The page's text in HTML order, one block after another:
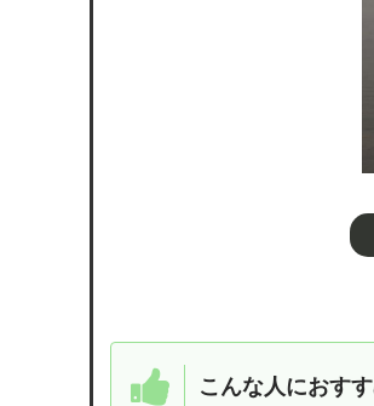
こんな人におす